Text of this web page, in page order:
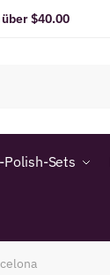
über $40.00
Polish-Sets